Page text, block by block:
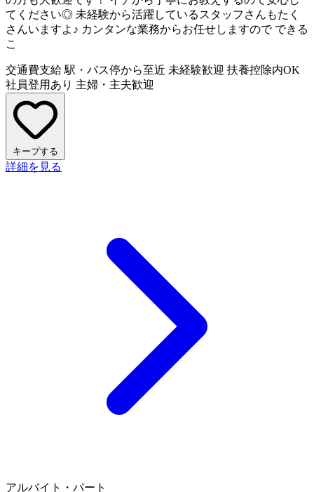
てください◎ 未経験から活躍しているスタッフさんもたく
さんいますよ♪ カンタンな業務からお任せしますので できる
こ
交通費支給 駅・バス停から至近 未経験歓迎 扶養控除内OK
社員登用あり 主婦・主夫歓迎
キープする
詳細を見る
アルバイト・パート